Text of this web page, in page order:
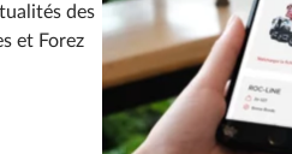
des
et Forez